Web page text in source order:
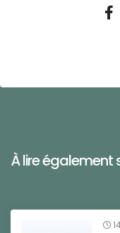
À lire également